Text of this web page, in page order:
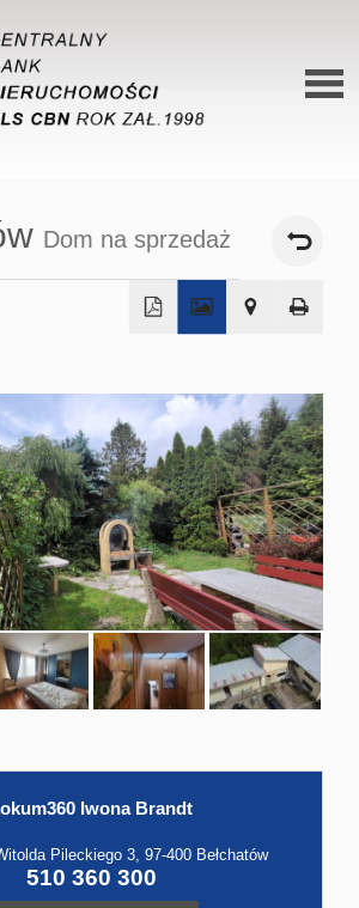
O
Domy
Hale
Dom na sprzedaż
Iwona Brandt
Pileckiego 3, 97-400 Bełchatów
510 360 300